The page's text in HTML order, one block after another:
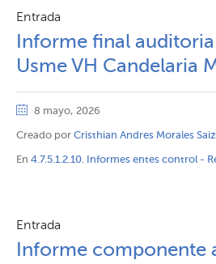
Entrada
Informe final
Usme VH Candelaria
8 mayo, 2026
Creado por Cristhian Andres Morales Saiz
En 4.7.5.1.2.10. Informes entes control -
Entrada
Informe componente